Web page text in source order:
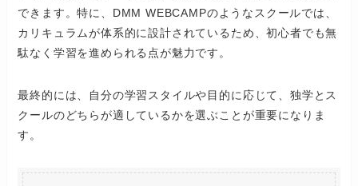
できます。特に、DMM WEBCAMPのようなスクールでは、
カリキュラムが体系的に設計されているため、初心者でも無
駄なく学習を進められる点が魅力です。
最終的には、自分の学習スタイルや目的に応じて、独学とス
クールのどちらが適しているかを選ぶことが重要になりま
す。